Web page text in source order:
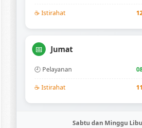
☕ Istirahat
📅 Jumat
🕘 Pelayanan
☕ Istirahat
Sabtu dan Minggu